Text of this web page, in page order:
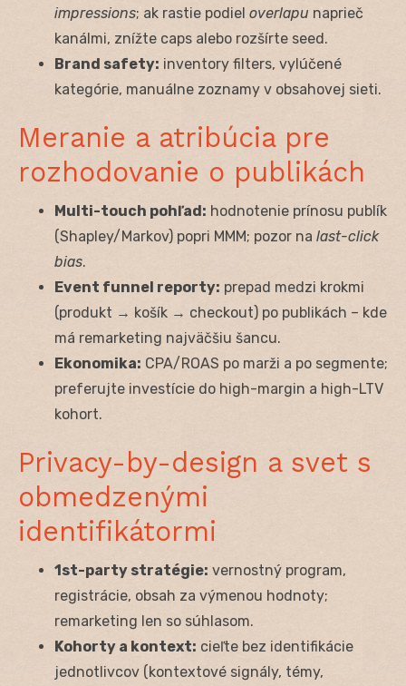
impressions; ak rastie podiel overlapu naprieč
kanálmi, znížte caps alebo rozšírte seed.
Brand safety: inventory filters, vylúčené
kategórie, manuálne zoznamy v obsahovej sieti.
Meranie a atribúcia pre
rozhodovanie o publikách
Multi-touch pohľad: hodnotenie prínosu publík
(Shapley/Markov) popri MMM; pozor na last-click
bias.
Event funnel reporty: prepad medzi krokmi
(produkt → košík → checkout) po publikách – kde
má remarketing najväčšiu šancu.
Ekonomika: CPA/ROAS po marži a po segmente;
preferujte investície do high-margin a high-LTV
kohort.
Privacy-by-design a svet s
obmedzenými
identifikátormi
1st-party stratégie: vernostný program,
registrácie, obsah za výmenou hodnoty;
remarketing len so súhlasom.
Kohorty a kontext: cieľte bez identifikácie
jednotlivcov (kontextové signály, témy,